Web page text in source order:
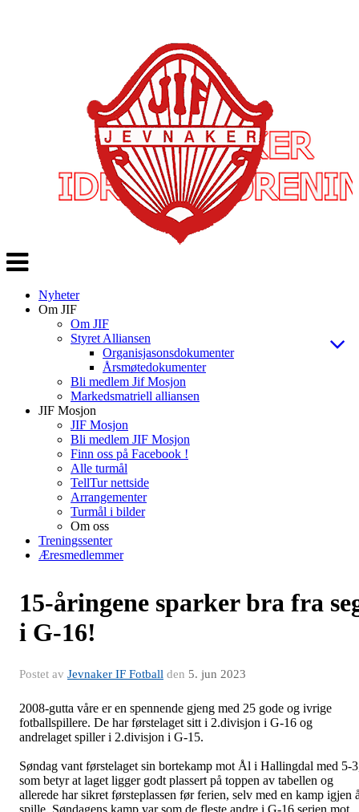
Veksle
navigasjon
Nyheter
Om JIF
Om JIF
Styret Alliansen
Organisjasonsdokumenter
Årsmøtedokumenter
Bli medlem Jif Mosjon
Markedsmatriell alliansen
JIF Mosjon
JIF Mosjon
Bli medlem JIF Mosjon
Finn oss på Facebook !
Alle turmål
TellTur nettside
Arrangementer
Turmål i bilder
Om oss
Treningssenter
Æresmedlemmer
15-åringene sparker bra fra
i G-16!
Postet av Jevnaker IF Fotball den 5. jun 2023
2008-gutta våre er en spennende gjeng med 25 gode og ivrige
fotballspillere. De har førstelaget sitt i 2.divisjon i G-16 og
andrelaget spiller i 2.divisjon i G-15.
Søndag vant førstelaget sin bortekamp mot Ål i Hallingdal med 5-
som betyr at laget ligger godt plassert på toppen av tabellen og
allerede har sikret førsteplassen før ferien, selv med en kamp igjen
spille. Søndagens kamp var som de fleste andre i G-16 serien mot